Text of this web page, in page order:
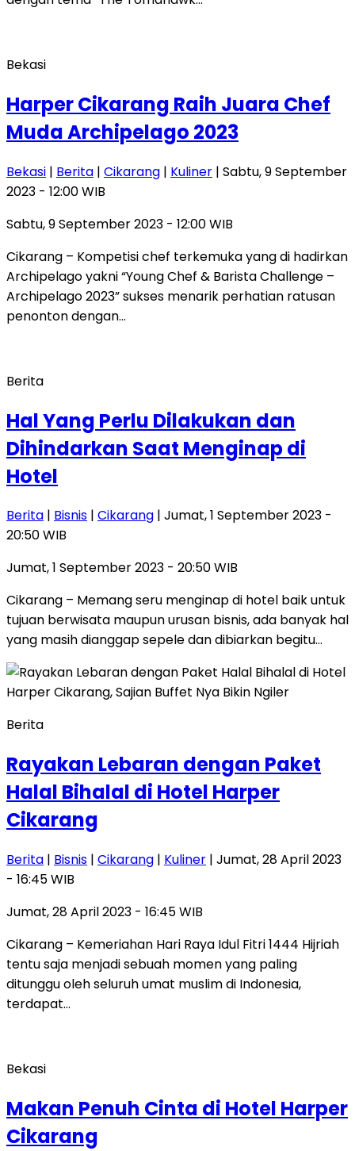
Bekasi
Harper Cikarang Raih Juara Chef
Muda Archipelago 2023
Bekasi | Berita | Cikarang | Kuliner | Sabtu, 9 September
2023 - 12:00 WIB
Sabtu, 9 September 2023 - 12:00 WIB
Cikarang – Kompetisi chef terkemuka yang di hadirkan
Archipelago yakni “Young Chef & Barista Challenge –
Archipelago 2023” sukses menarik perhatian ratusan
penonton dengan…
Berita
Hal Yang Perlu Dilakukan dan
Dihindarkan Saat Menginap di
Hotel
Berita | Bisnis | Cikarang | Jumat, 1 September 2023 -
20:50 WIB
Jumat, 1 September 2023 - 20:50 WIB
Cikarang – Memang seru menginap di hotel baik untuk
tujuan berwisata maupun urusan bisnis, ada banyak hal
yang masih dianggap sepele dan dibiarkan begitu…
Berita
Rayakan Lebaran dengan Paket
Halal Bihalal di Hotel Harper
Cikarang
Berita | Bisnis | Cikarang | Kuliner | Jumat, 28 April 2023
- 16:45 WIB
Jumat, 28 April 2023 - 16:45 WIB
Cikarang – Kemeriahan Hari Raya Idul Fitri 1444 Hijriah
tentu saja menjadi sebuah momen yang paling
ditunggu oleh seluruh umat muslim di Indonesia,
terdapat…
Bekasi
Makan Penuh Cinta di Hotel Harper
Cikarang